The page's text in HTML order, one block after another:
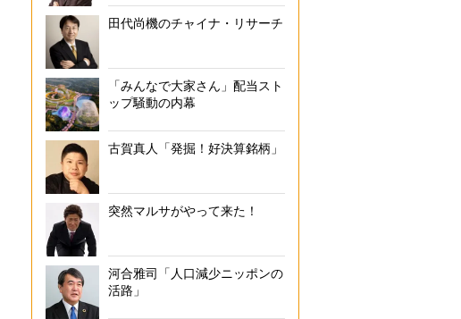
田代尚機のチャイナ・リサーチ
「みんなで大家さん」配当スト
ップ騒動の内幕
古賀真人「発掘！好決算銘柄」
突然マルサがやって来た！
河合雅司「人口減少ニッポンの
活路」